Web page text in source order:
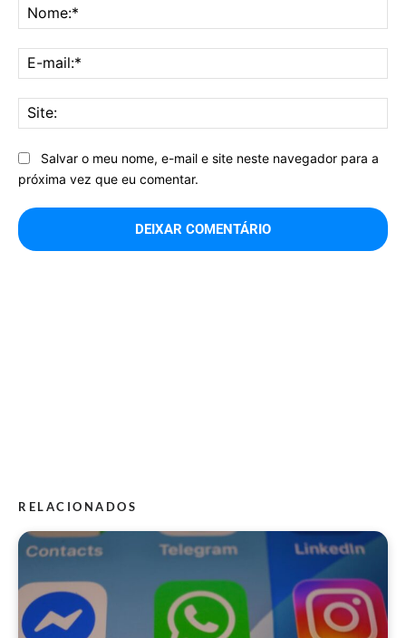
Salvar o meu nome, e-mail e site neste navegador para a
próxima vez que eu comentar.
RELACIONADOS